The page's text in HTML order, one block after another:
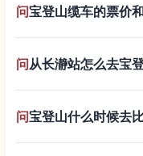
问宝登山缆车的票价
问从长瀞站怎么去宝
问宝登山什么时候去